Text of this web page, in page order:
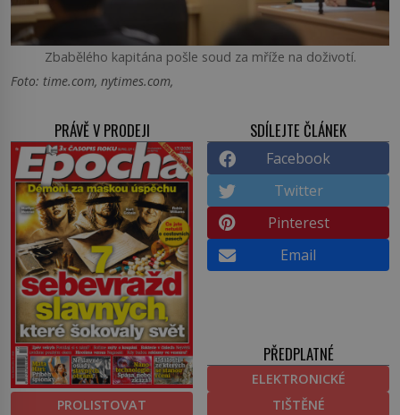
Zbabělého kapitána pošle soud za mříže na doživotí.
Foto: time.com, nytimes.com,
PRÁVĚ V PRODEJI
PROLISTOVAT
SDÍLEJTE ČLÁNEK
Facebook
Twitter
Pinterest
Email
PŘEDPLATNÉ
ELEKTRONICKÉ
TIŠTĚNÉ